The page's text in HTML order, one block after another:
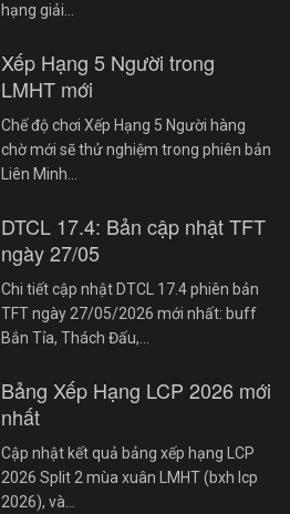
hạng giải…
Xếp Hạng 5 Người trong
LMHT mới
Chế độ chơi Xếp Hạng 5 Người hàng
chờ mới sẽ thử nghiệm trong phiên bản
Liên Minh…
DTCL 17.4: Bản cập nhật TFT
ngày 27/05
Chi tiết cập nhật DTCL 17.4 phiên bản
TFT ngày 27/05/2026 mới nhất: buff
Bắn Tỉa, Thách Đấu,…
Bảng Xếp Hạng LCP 2026 mới
nhất
Cập nhật kết quả bảng xếp hạng LCP
2026 Split 2 mùa xuân LMHT (bxh lcp
2026), và…